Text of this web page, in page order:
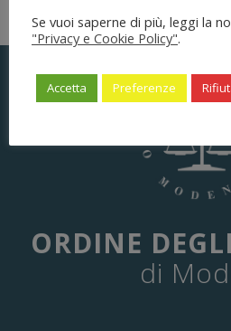
ORDINE
di
Se vuoi saperne di più, leggi la
"Privacy e Cookie Policy".
Accetta Preferenze